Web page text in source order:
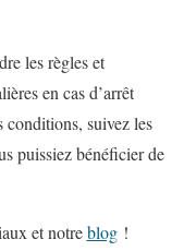
les règles et
en cas d’arrêt
conditions, suivez les
puissiez bénéficier de
et notreblog!